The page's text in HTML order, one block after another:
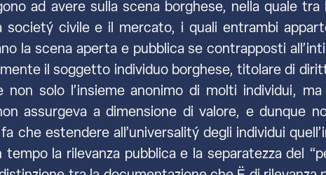
ad avere sulla scena borghese, nella quale tra
civile e il mercato, i quali entrambi
la scena aperta e pubblica se contrapposti
il soggetto individuo borghese, titolare di
solo l’insieme anonimo di molti individui,
assurgeva a dimensione di valore, e dunque
che estendere all’universalitý degli individui
la rilevanza pubblica e la separatezza del